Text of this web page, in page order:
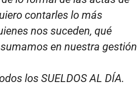
contarles lo más
nos suceden, qué
en nuestra gestión
los SUELDOS AL DÍA.